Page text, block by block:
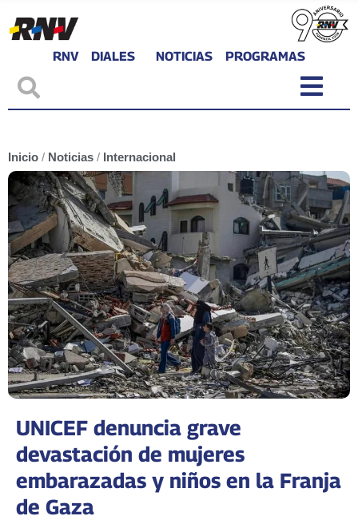
RNV DIALES NOTICIAS PROGRAMAS
Inicio / Noticias / Internacional
UNICEF denuncia grave
devastación de mujeres
embarazadas y niños en la Franja
de Gaza